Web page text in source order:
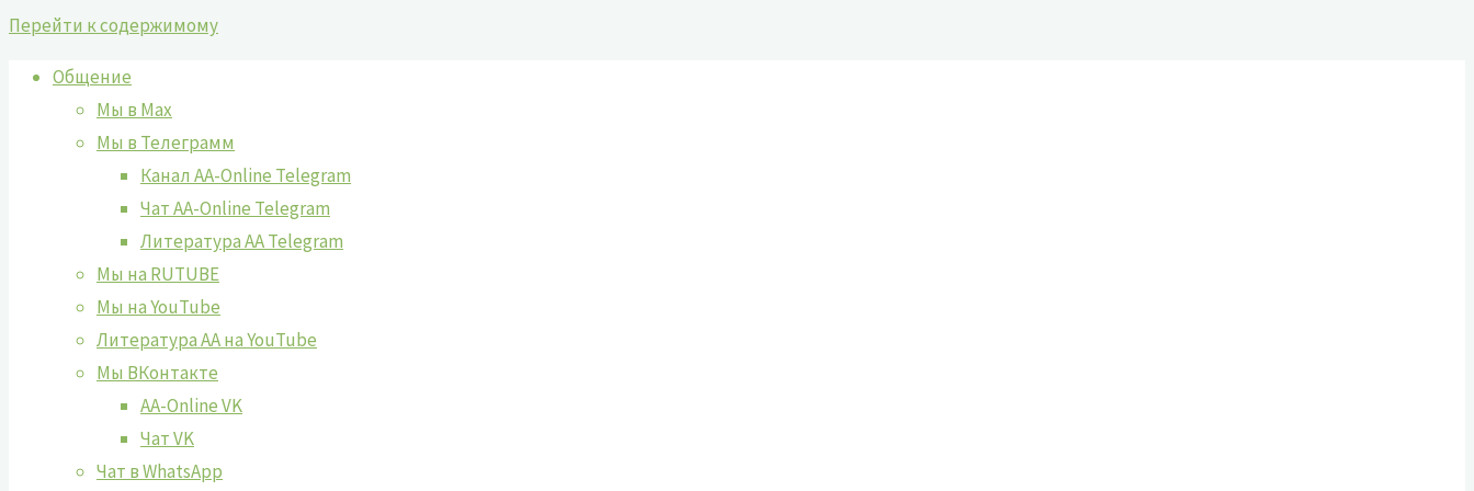
Перейти к содержимому
Общение
Мы в Max
Мы в Телеграмм
Канал AA-Online Telegram
Чат AA-Online Telegram
Литература АА Telegram
Мы на RUTUBE
Мы на YouTube
Литература АА на YouTube
Мы ВКонтакте
AA-Online VK
Чат VK
Чат в WhatsApp